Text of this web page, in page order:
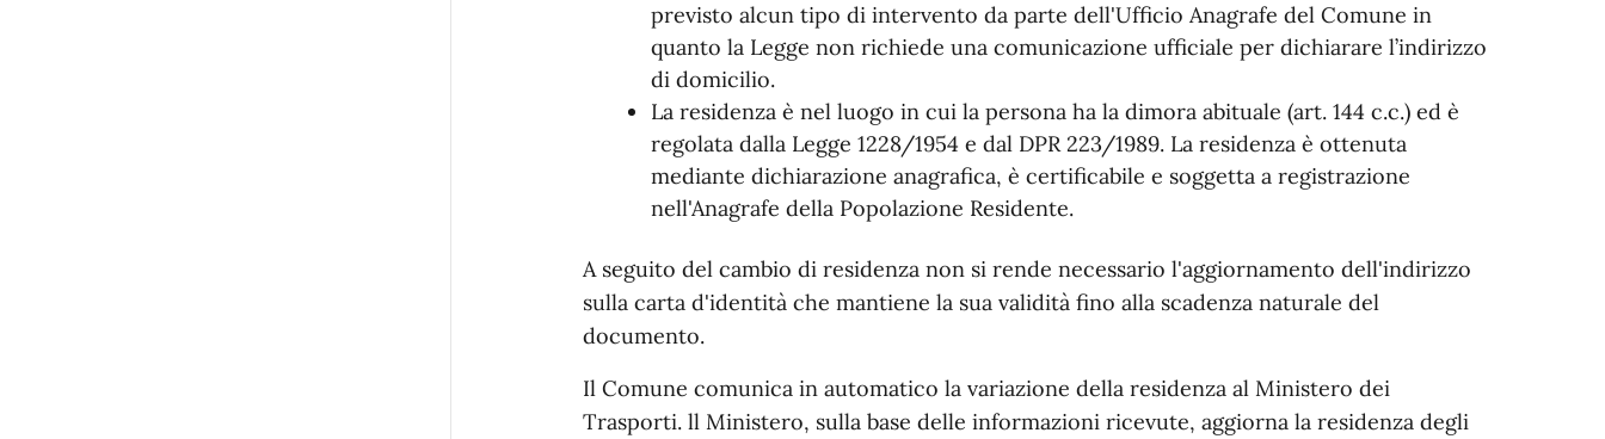
previsto alcun tipo di intervento da parte dell'Ufficio Anagrafe del Comune in
quanto la Legge non richiede una comunicazione ufficiale per dichiarare l’indirizzo
di domicilio.
La residenza è nel luogo in cui la persona ha la dimora abituale (art. 144 c.c.) ed è
regolata dalla Legge 1228/1954 e dal DPR 223/1989. La residenza è ottenuta
mediante dichiarazione anagrafica, è certificabile e soggetta a registrazione
nell'Anagrafe della Popolazione Residente.
A seguito del cambio di residenza non si rende necessario l'aggiornamento dell'indirizzo
sulla carta d'identità che mantiene la sua validità fino alla scadenza naturale del
documento.
Il Comune comunica in automatico la variazione della residenza al Ministero dei
Trasporti. ll Ministero, sulla base delle informazioni ricevute, aggiorna la residenza degli